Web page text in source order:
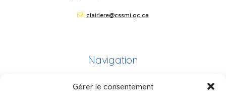
Gérer le consentement
clairiere@cssmi.qc.ca
Navigation
Plan du site